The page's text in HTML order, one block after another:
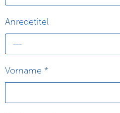
Anredetitel
---
Vorname *